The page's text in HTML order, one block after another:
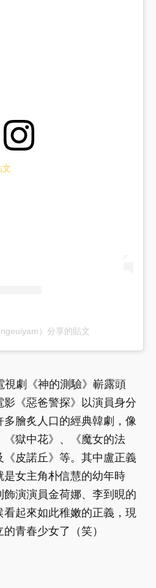
文
）分享的貼文
視劇《神的測驗》嶄露頭
《惡爸警探》以演員身分
膾炙人口的經典韓劇，像
獄中花》、《魔女的法
《皮諾丘》等。其中盧正義
女主角朴信慧的幼年時
演演員金荷娜、李到晛的
起來如此稚嫩的正義，現
青春少女了（笑）